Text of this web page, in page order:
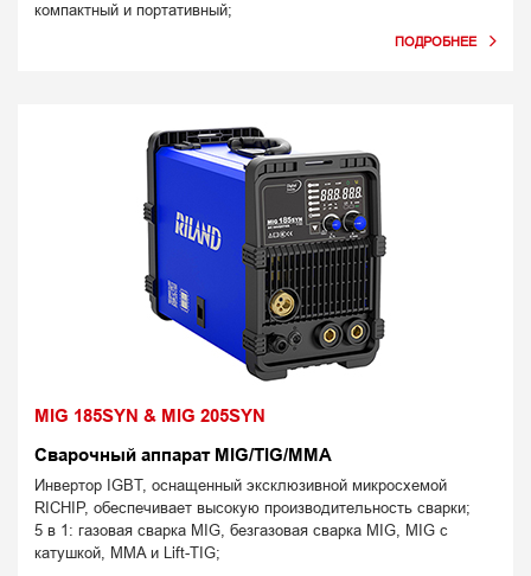
компактный и портативный;
MIG 185SYN & MIG 205SYN
Сварочный аппарат MIG/TIG/MMA
Инвертор IGBT, оснащенный эксклюзивной микросхемой
RICHIP, обеспечивает высокую производительность сварки;
5 в 1: газовая сварка MIG, безгазовая сварка MIG, MIG с
катушкой, MMA и Lift-TIG;